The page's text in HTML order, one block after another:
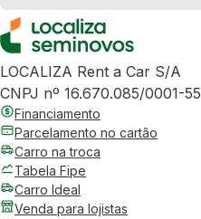
LOCALIZA Rent a Car S/A
CNPJ nº 16.670.085/0001-55
Financiamento
Parcelamento no cartão
Carro na troca
Tabela Fipe
Carro Ideal
Venda para lojistas